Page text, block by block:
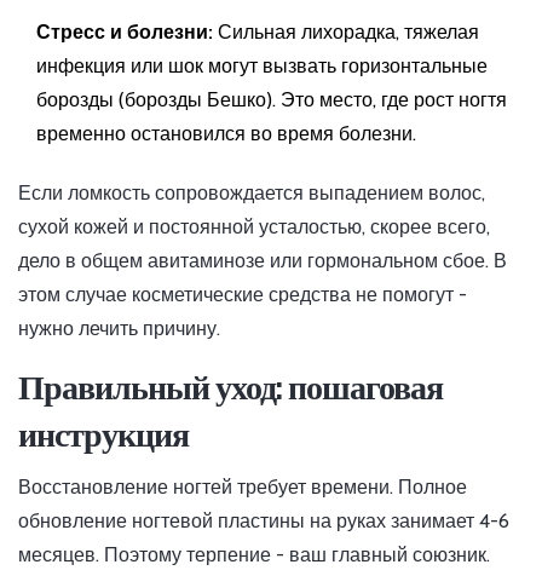
Стресс и болезни: Сильная лихорадка, тяжелая
инфекция или шок могут вызвать горизонтальные
борозды (борозды Бешко). Это место, где рост ногтя
временно остановился во время болезни.
Если ломкость сопровождается выпадением волос,
сухой кожей и постоянной усталостью, скорее всего,
дело в общем авитаминозе или гормональном сбое. В
этом случае косметические средства не помогут -
нужно лечить причину.
Правильный уход: пошаговая
инструкция
Восстановление ногтей требует времени. Полное
обновление ногтевой пластины на руках занимает 4-6
месяцев. Поэтому терпение - ваш главный союзник.